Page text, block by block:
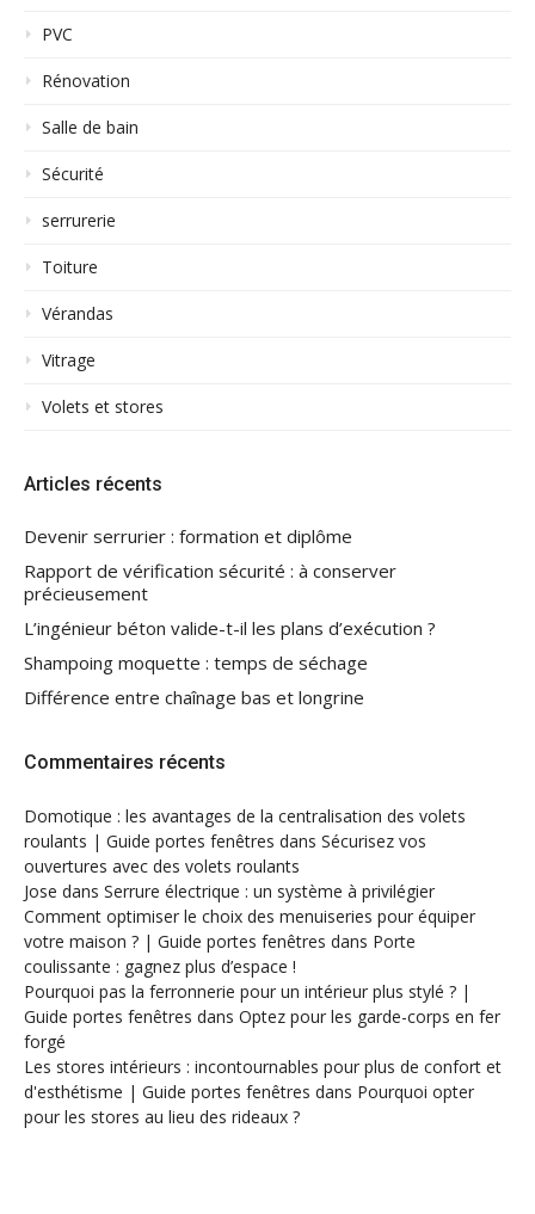
PVC
Rénovation
Salle de bain
Sécurité
serrurerie
Toiture
Vérandas
Vitrage
Volets et stores
Articles récents
Devenir serrurier : formation et diplôme
Rapport de vérification sécurité : à conserver
précieusement
L’ingénieur béton valide-t-il les plans d’exécution ?
Shampoing moquette : temps de séchage
Différence entre chaînage bas et longrine
Commentaires récents
Domotique : les avantages de la centralisation des volets
roulants | Guide portes fenêtres dans Sécurisez vos
ouvertures avec des volets roulants
Jose dans Serrure électrique : un système à privilégier
Comment optimiser le choix des menuiseries pour équiper
votre maison ? | Guide portes fenêtres dans Porte
coulissante : gagnez plus d’espace !
Pourquoi pas la ferronnerie pour un intérieur plus stylé ? |
Guide portes fenêtres dans Optez pour les garde-corps en fer
forgé
Les stores intérieurs : incontournables pour plus de confort et
d'esthétisme | Guide portes fenêtres dans Pourquoi opter
pour les stores au lieu des rideaux ?